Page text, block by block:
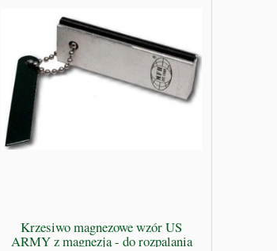
Krzesiwo magnezowe wzór US
ARMY z magnezją - do rozpalania